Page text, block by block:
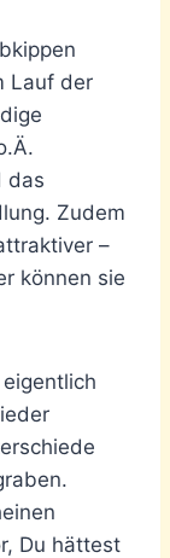
Lauf der
das
Zudem
–
können sie
Du hättest